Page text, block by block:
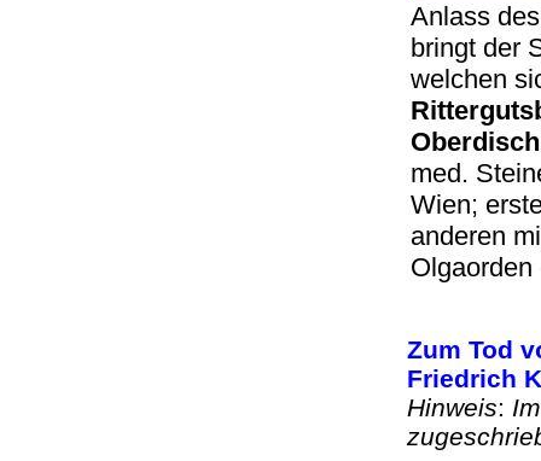
Anlass
bringt der
welchen
med.
Wien;
anderen
Zum Tod
Friedrich
Hinweis: